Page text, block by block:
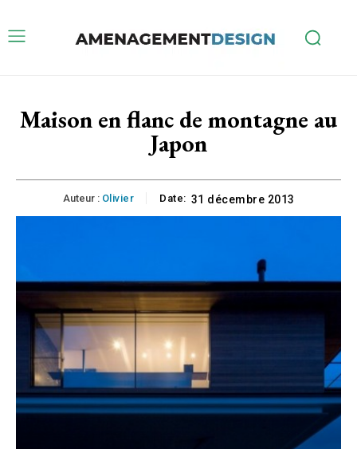
Maison en flanc de montagne au
Japon
Auteur : Olivier Date: 31 décembre 2013